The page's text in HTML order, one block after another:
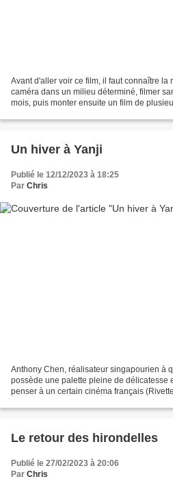
Avant d'aller voir ce film, il faut connaître la
caméra dans un milieu déterminé, filmer
mois, puis monter ensuite un film de
Un hiver à Yanji
Publié le 12/12/2023 à 18:25
Par Chris
Anthony Chen, réalisateur singapourien à
possède une palette pleine de délicatesse
penser à un certain cinéma français
Le retour des hirondelles
Publié le 27/02/2023 à 20:06
Par Chris